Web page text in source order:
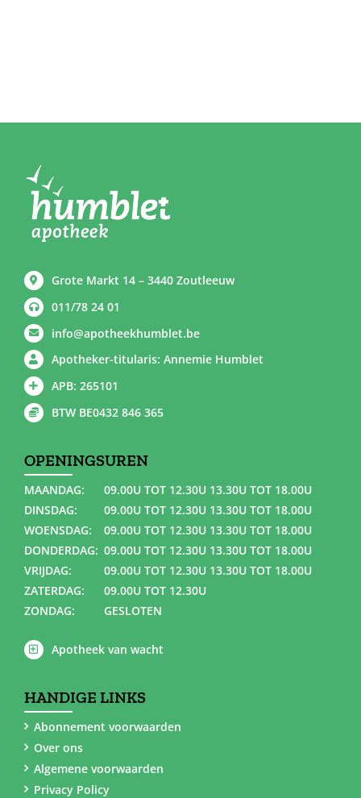
Grote Markt 14 – 3440 Zoutleeuw
011/78 24 01
info@apotheekhumblet.be
Apotheker-titularis: Annemie Humblet
APB: 265101
BTW BE0432 846 365
OPENINGSUREN
MAANDAG:
09.00U TOT 12.30U 13.30U TOT 18.00U
DINSDAG:
09.00U TOT 12.30U 13.30U TOT 18.00U
WOENSDAG:
09.00U TOT 12.30U 13.30U TOT 18.00U
DONDERDAG: 09.00U TOT 12.30U 13.30U TOT 18.00U
VRIJDAG:
09.00U TOT 12.30U 13.30U TOT 18.00U
ZATERDAG:
09.00U TOT 12.30U
ZONDAG:
GESLOTEN
Apotheek van wacht
HANDIGE LINKS
Abonnement voorwaarden
Over ons
Algemene voorwaarden
Privacy Policy